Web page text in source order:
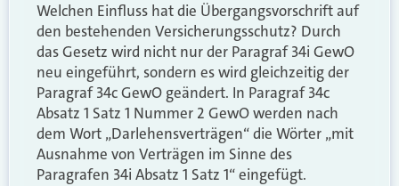
Welchen Einfluss hat die Übergangsvorschrift auf
den bestehenden Versicherungsschutz? Durch
das Gesetz wird nicht nur der Paragraf 34i GewO
neu eingeführt, sondern es wird gleichzeitig der
Paragraf 34c GewO geändert. In Paragraf 34c
Absatz 1 Satz 1 Nummer 2 GewO werden nach
dem Wort „Darlehensverträgen“ die Wörter „mit
Ausnahme von Verträgen im Sinne des
Paragrafen 34i Absatz 1 Satz 1“ eingefügt.